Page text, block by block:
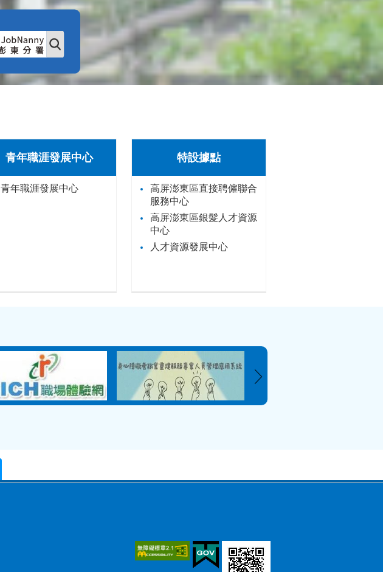
青年職涯發展中心
青年職涯發展中心
特設據點
高屏澎東區直接聘僱聯合
服務中心
高屏澎東區銀髮人才資源
中心
人才資源發展中心